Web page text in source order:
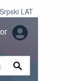
Srpski LAT